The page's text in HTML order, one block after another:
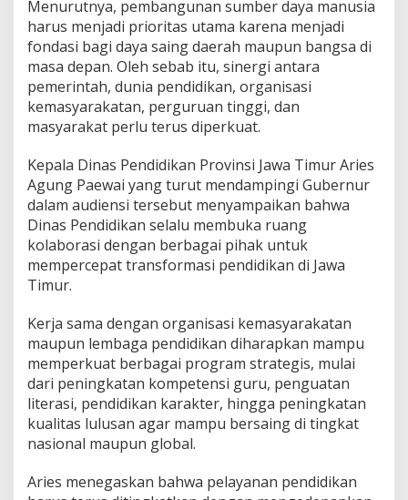
d
a
n
P
e
n
d
i
i
k
a
n
Menurutnya, pembangunan sumber daya manusia
harus menjadi prioritas utama karena menjadi
fondasi bagi daya saing daerah maupun bangsa di
masa depan. Oleh sebab itu, sinergi antara
pemerintah, dunia pendidikan, organisasi
kemasyarakatan, perguruan tinggi, dan
masyarakat perlu terus diperkuat.
Kepala Dinas Pendidikan Provinsi Jawa Timur Aries
Agung Paewai yang turut mendampingi Gubernur
dalam audiensi tersebut menyampaikan bahwa
Dinas Pendidikan selalu membuka ruang
kolaborasi dengan berbagai pihak untuk
mempercepat transformasi pendidikan di Jawa
Timur.
Kerja sama dengan organisasi kemasyarakatan
maupun lembaga pendidikan diharapkan mampu
memperkuat berbagai program strategis, mulai
dari peningkatan kompetensi guru, penguatan
literasi, pendidikan karakter, hingga peningkatan
kualitas lulusan agar mampu bersaing di tingkat
nasional maupun global.
Aries menegaskan bahwa pelayanan pendidikan